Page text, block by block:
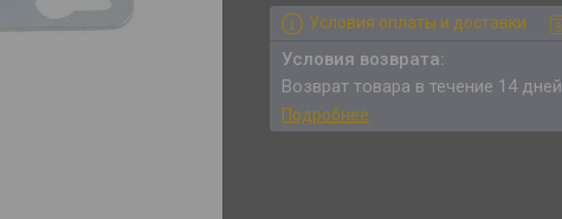
Условия оплаты и доставки
возврат товара в течение 14 дней
Подробнее